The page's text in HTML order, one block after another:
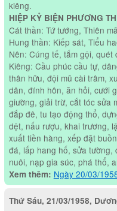
kiêng.
HIỆP KỶ BIỆN PHƯƠNG
Cát thần: Tứ tướng, Thiên
Hung thần: Kiếp sát, Tiểu
Nên: Cúng tế, tắm gội,
Kiêng: Cầu phúc cầu tự,
thân hữu, đội mũ cài trâm,
dân, đính hôn, ăn hỏi, cưới
giường, giải trừ, cắt tóc sửa
đắp đê, tu tạo động thổ,
dệt, nấu rượu, khai trương,
xuất tiền hàng, xếp đặt
đá, lấp hang hố, sửa
nuôi, nạp gia súc, phá thổ,
Xem thêm: Ngày 20/03/
Thứ Sáu, 21/03/1958,